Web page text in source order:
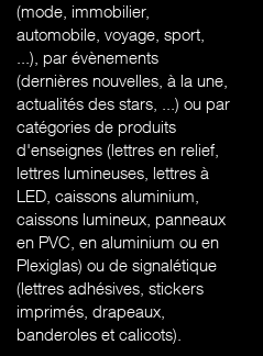
(mode, immobilier,
automobile, voyage, sport,
...), par évènements
(dernières nouvelles, à la une,
actualités des stars, ...) ou par
catégories de produits
d'enseignes (lettres en relief,
lettres lumineuses, lettres à
LED, caissons aluminium,
caissons lumineux, panneaux
en PVC, en aluminium ou en
Plexiglas) ou de signalétique
(lettres adhésives, stickers
imprimés, drapeaux,
banderoles et calicots).